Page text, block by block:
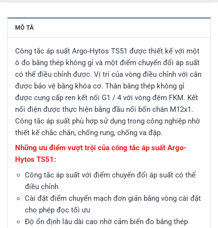
MÔ TẢ
Công tắc áp suất Argo-Hytos TS51 được thiết kế với một
ô đo bằng thép không gỉ và một điểm chuyển đổi áp suất
có thể điều chỉnh được. Vị trí của vòng điều chỉnh với cân
được bảo vệ bằng khóa cơ. Thân bằng thép không gỉ
được cung cấp ren kết nối G1 / 4 với vòng đệm FKM. Kết
nối điện được thực hiện bằng đầu nối bốn chân M12x1.
Công tắc áp suất phù hợp sử dụng trong công nghiệp nhờ
thiết kế chắc chắn, chống rung, chống va đập.
Những ưu điểm vượt trội của công tắc áp suất Argo-
Hytos TS51:
Công tắc áp suất với điểm chuyển đổi áp suất có thể
điều chỉnh
Cài đặt điểm chuyển mạch đơn giản bằng vòng cài đặt
cho phép đọc tối ưu
Độ ổn định lâu dài cao nhờ cảm biến đo bằng thép